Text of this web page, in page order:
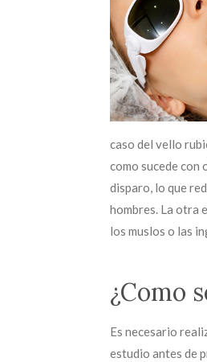
caso del vello
como sucede con
disparo, lo que
hombres. La otra
los muslos o las
¿Como
Es necesario
estudio antes de